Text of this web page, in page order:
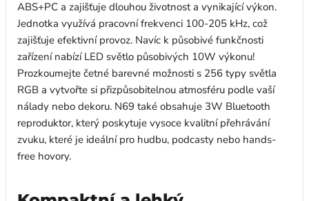
ABS+PC a zajišťuje dlouhou životnost a vynikající výkon.
Jednotka využívá pracovní frekvenci 100-205 kHz, což
zajišťuje efektivní provoz. Navíc k působivé funkčnosti
zařízení nabízí LED světlo působivých 10W výkonu!
Prozkoumejte četné barevné možnosti s 256 typy světla
RGB a vytvořte si přizpůsobitelnou atmosféru podle vaší
nálady nebo dekoru. N69 také obsahuje 3W Bluetooth
reproduktor, který poskytuje vysoce kvalitní přehrávání
zvuku, které je ideální pro hudbu, podcasty nebo hands-
free hovory.